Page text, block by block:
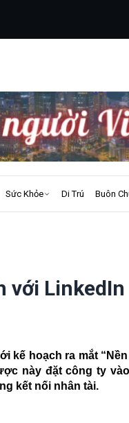
Sức Khỏe Di Trú Buôn
với LinkedIn
kế hoạch ra mắt
này đặt công ty
kết nối nhân tài.